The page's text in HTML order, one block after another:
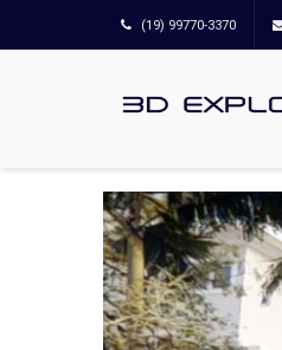
(19) 99770-3370